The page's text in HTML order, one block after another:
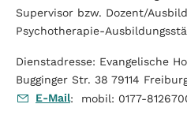
Supervisor bzw. Dozent/
Psychotherapie-
Dienstadresse: Evangelische
Bugginger Str. 38 79114
E-Mail: mobil: 0177-